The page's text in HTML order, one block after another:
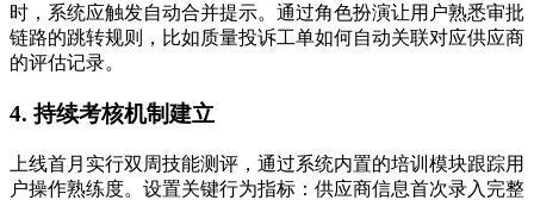
时，系统应触发自动合并提示。通过角色扮演让用户熟悉审批
链路的跳转规则，比如质量投诉工单如何自动关联对应供应商
的评估记录。
4. 持续考核机制建立
上线首月实行双周技能测评，通过系统内置的培训模块跟踪用
户操作熟练度。设置关键行为指标：供应商信息首次录入完整